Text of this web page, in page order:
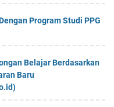
Program Studi PPG
Belajar Berdasarkan
Baru